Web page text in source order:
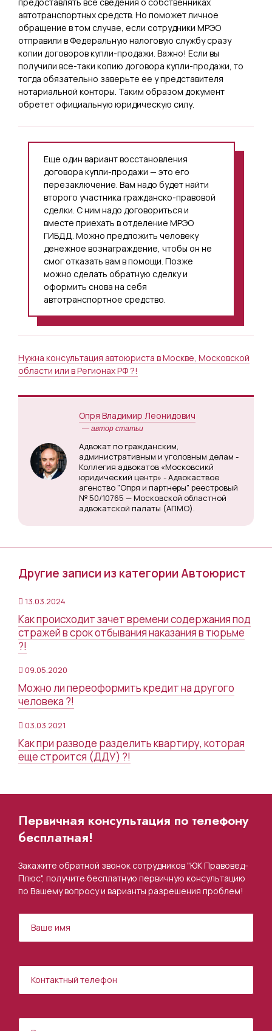
автотранспортных средств. Но поможет личное
обращение в том случае, если сотрудники МРЭО
отправили в Федеральную налоговую службу сразу
копии договоров купли-продажи. Важно! Если вы
получили все-таки копию договора купли-продажи, то
тогда обязательно заверьте ее у представителя
нотариальной конторы. Таким образом документ
обретет официальную юридическую силу.
Еще один вариант восстановления
договора купли-продажи — это его
перезаключение. Вам надо будет найти
второго участника гражданско-правовой
сделки. С ним надо договориться и
вместе приехать в отделение МРЭО
ГИБДД. Можно предложить человеку
денежное вознаграждение, чтобы он не
смог отказать вам в помощи. Позже
можно сделать обратную сделку и
оформить снова на себя
автотранспортное средство.
Нужна консультация автоюриста в Москве, Московской
области или в Регионах РФ ?!
Опря Владимир Леонидович
— автор статьи
Адвокат по гражданским,
административным и уголовным делам -
Коллегия адвокатов «Московсикй
юридический центр» - Адвокаствое
агенство "Опря и партнеры" реестровый
№ 50/10765 — Московской областной
адвокатской палаты (АПМО).
Другие записи из категории Автоюрист
13.03.2024
Как происходит зачет времени содержания под
стражей в срок отбывания наказания в тюрьме
?!
09.05.2020
Можно ли переоформить кредит на другого
человека ?!
03.03.2021
Как при разводе разделить квартиру, которая
еще строится (ДДУ) ?!
Первичная консультация по телефону
бесплатная!
Закажите обратной звонок сотрудников "ЮК Правовед-
Плюс", получите бесплатную первичную консультацию
по Вашему вопросу и варианты разрешения проблем!